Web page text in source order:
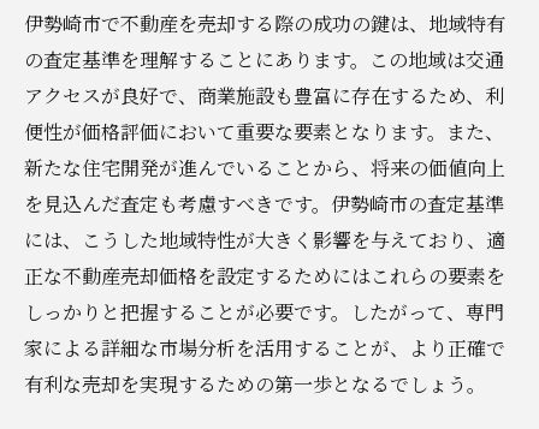
伊勢崎市で不動産を売却する際の成功の鍵は、地域特有
の査定基準を理解することにあります。この地域は交通
アクセスが良好で、商業施設も豊富に存在するため、利
便性が価格評価において重要な要素となります。また、
新たな住宅開発が進んでいることから、将来の価値向上
を見込んだ査定も考慮すべきです。伊勢崎市の査定基準
には、こうした地域特性が大きく影響を与えており、適
正な不動産売却価格を設定するためにはこれらの要素を
しっかりと把握することが必要です。したがって、専門
家による詳細な市場分析を活用することが、より正確で
有利な売却を実現するための第一歩となるでしょう。